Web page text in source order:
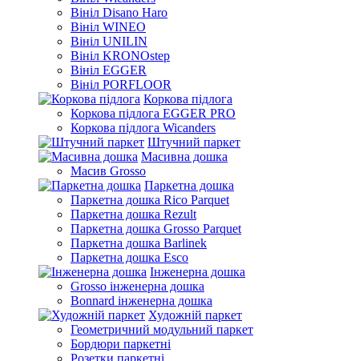
Вініл Disano Haro
Вініл WINEO
Вініл UNILIN
Вініл KRONOstep
Вініл EGGER
Вініл PORFLOOR
Коркова підлога
Коркова підлога EGGER PRO
Коркова підлога Wicanders
Штучний паркет
Масивна дошка
Масив Grosso
Паркетна дошка
Паркетна дошка Rico Parquet
Паркетна дошка Rezult
Паркетна дошка Grosso Parquet
Паркетна дошка Barlinek
Паркетна дошка Esco
Інженерна дошка
Grosso інженерна дошка
Bonnard інженерна дошка
Художній паркет
Геометричний модульний паркет
Бордюри паркетні
Розетки паркетні